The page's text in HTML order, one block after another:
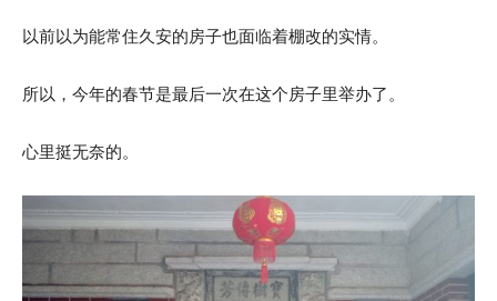
以前以为能常住久安的房子也面临着棚改的实情。
所以，今年的春节是最后一次在这个房子里举办了。
心里挺无奈的。